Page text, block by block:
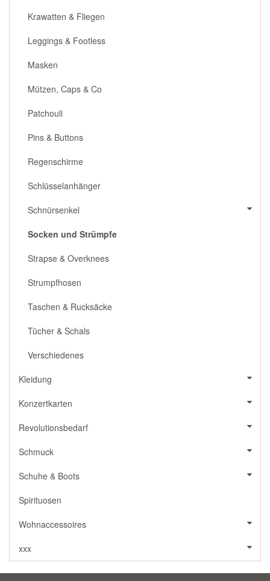
Krawatten & Fliegen
Leggings & Footless
Masken
Mützen, Caps & Co
Patchouli
Pins & Buttons
Regenschirme
Schlüsselanhänger
Schnürsenkel
Socken und Strümpfe
Strapse & Overknees
Strumpfhosen
Taschen & Rucksäcke
Tücher & Schals
Verschiedenes
Kleidung
Konzertkarten
Revolutionsbedarf
Schmuck
Schuhe & Boots
Spirituosen
Wohnaccessoires
xxx